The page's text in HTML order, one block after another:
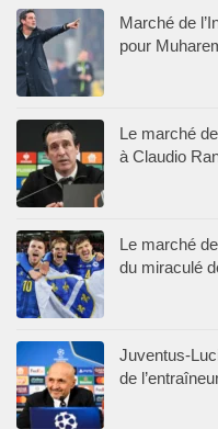
Marché de
pour
Le marché
à Claudio
Le marché
du miraculé
Juventus-
de